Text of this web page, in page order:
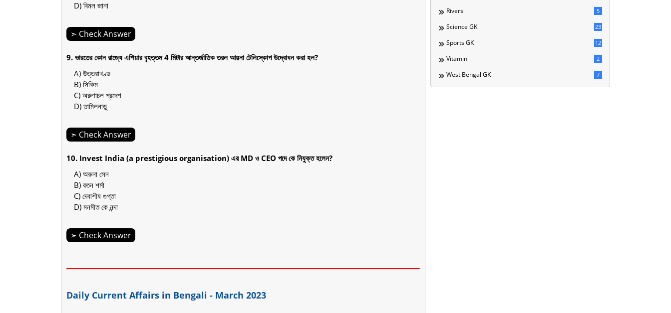
D) বিমল জানা
➣ Check Answer
9. ভারতের কোন রাজ্যে এশিয়ার বৃহত্তম 4 মিটার আন্তর্জাতিক তরল আয়না টেলিস্কোপ উদ্বোধন করা হল?
A) উত্তরাখণ্ড
B) সিকিম
C) অরুণাচল প্রদেশ
D) তামিলনাড়ু
➣ Check Answer
10. Invest India (a prestigious organisation) এর MD ও CEO পদে কে নিযুক্ত হলেন?
A) অরুনা সেন
B) রতন শর্মা
C) দেবাশীষ গুপ্তা
D) মনমীত কে নন্দা
➣ Check Answer
Daily Current Affairs in Bengali - March 2023
Rivers 5
Science GK 23
Sports GK 12
Vitamin 2
West Bengal GK 7